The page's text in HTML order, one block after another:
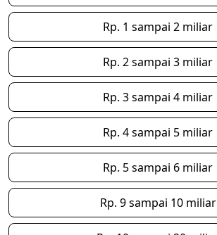
Rp. 1 sampai 2 miliar
Rp. 2 sampai 3 miliar
Rp. 3 sampai 4 miliar
Rp. 4 sampai 5 miliar
Rp. 5 sampai 6 miliar
Rp. 9 sampai 10 miliar